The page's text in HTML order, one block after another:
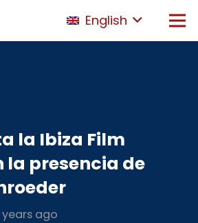
English
la Ibiza Film
la presencia de
years ago